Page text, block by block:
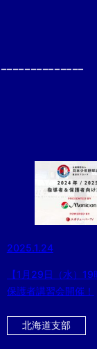
--------------
2025.1.24
【1月29日（水）
保護者講習会開催！
北海道支部